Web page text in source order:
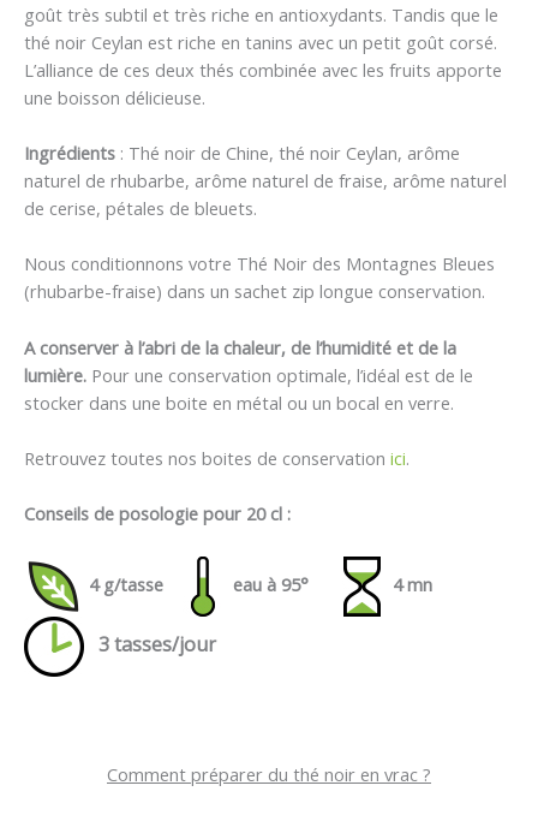
goût très subtil et très riche en antioxydants. Tandis que le
thé noir Ceylan est riche en tanins avec un petit goût corsé.
L’alliance de ces deux thés combinée avec les fruits apporte
une boisson délicieuse.
Ingrédients : Thé noir de Chine, thé noir Ceylan, arôme
naturel de rhubarbe, arôme naturel de fraise, arôme naturel
de cerise, pétales de bleuets.
Nous conditionnons votre Thé Noir des Montagnes Bleues
(rhubarbe-fraise) dans un sachet zip longue conservation.
A conserver à l’abri de la chaleur, de l’humidité et de la
lumière. Pour une conservation optimale, l’idéal est de le
stocker dans une boite en métal ou un bocal en verre.
Retrouvez toutes nos boites de conservation ici.
Conseils de posologie pour 20 cl :
4 g/tasse eau à 95° 4 mn
3 tasses/jour
Comment préparer du thé noir en vrac ?